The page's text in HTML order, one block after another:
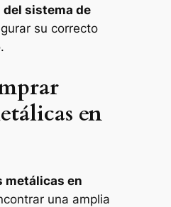
sistema de
su correcto
en
metálicas en
una amplia